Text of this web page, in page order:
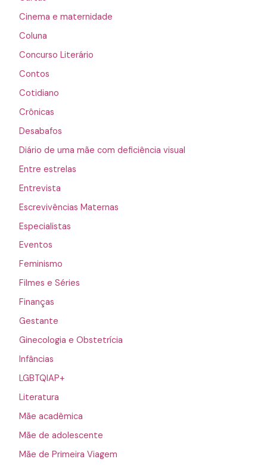
Cinema e maternidade
Coluna
Concurso Literário
Contos
Cotidiano
Crônicas
Desabafos
Diário de uma mãe com deficiência visual
Entre estrelas
Entrevista
Escrevivências Maternas
Especialistas
Eventos
Feminismo
Filmes e Séries
Finanças
Gestante
Ginecologia e Obstetrícia
Infâncias
LGBTQIAP+
Literatura
Mãe acadêmica
Mãe de adolescente
Mãe de Primeira Viagem